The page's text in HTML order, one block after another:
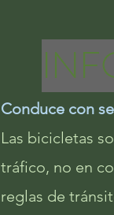
Conduce con
Las bicicletas
tráfico, no en
reglas de